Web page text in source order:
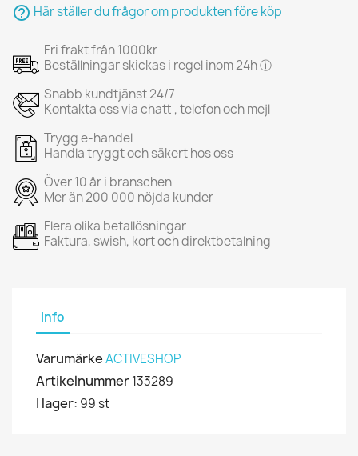
help_outline Här ställer du frågor om produkten före köp
Fri frakt från 1000kr
Beställningar skickas i regel inom 24h ⓘ
Snabb kundtjänst 24/7
Kontakta oss via chatt , telefon och mejl
Trygg e-handel
Handla tryggt och säkert hos oss
Över 10 år i branschen
Mer än 200 000 nöjda kunder
Flera olika betallösningar
Faktura, swish, kort och direktbetalning
Info
VarumärkeACTIVESHOP
Artikelnummer133289
I lager: 99 st